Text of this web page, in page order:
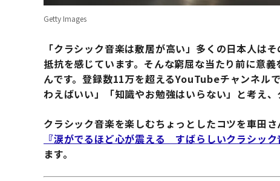
Getty Images
「クラシック音楽は敷居が高い」多くの日本人は
抵抗を感じています。そんな窮屈な当たり前に意
んです。登録数11万を超えるYouTubeチャンネル
わえばいい」「知識やお勉強はいらない」と考え
クラシック音楽を楽しむちょっとしたコツを車田さ
『涙がでるほど心が震える すばらしいクラシック
ます。